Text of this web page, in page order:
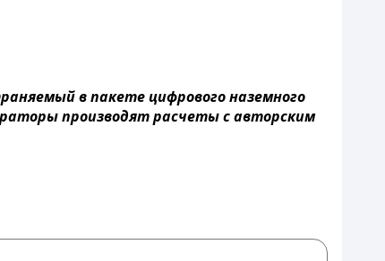
в пакете цифрового наземного
производят расчеты с авторским